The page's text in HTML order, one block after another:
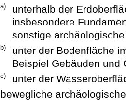
a)
unterhalb der
insbesondere
sonstige
b)
unter der Bodenfläche
Beispiel Gebäuden und
c) unter der
bewegliche